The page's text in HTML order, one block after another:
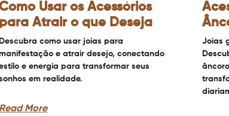
Usar os Acessórios
para Atrair o que Deseja
Descubra como usar joias para
e atrair desejo, conectando
e energia para transformar seus
em realidade.
Read More
Joias